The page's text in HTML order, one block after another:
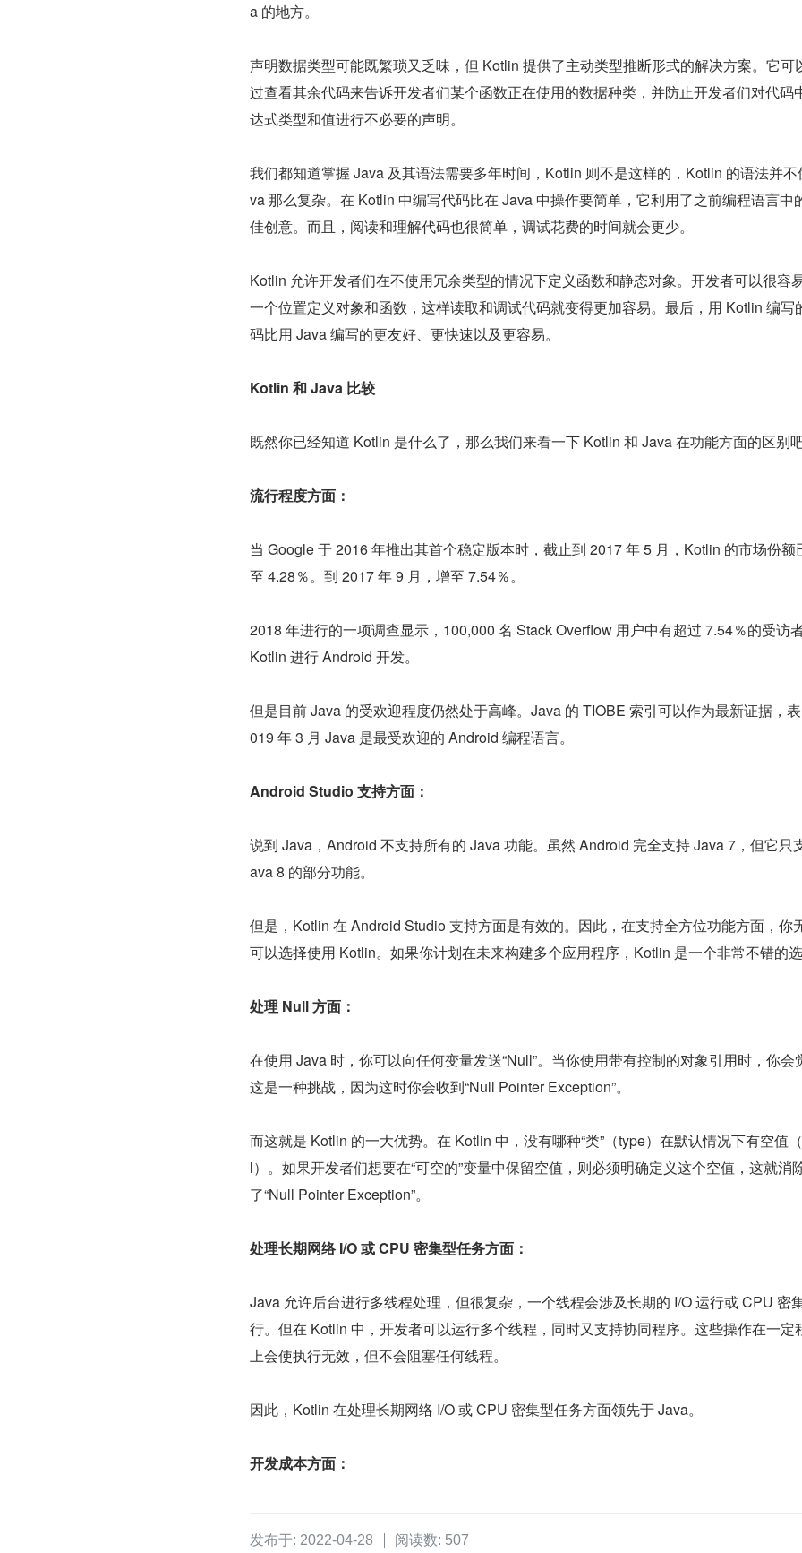
a 的地方。
声明数据类型可能既繁琐又乏味，但 Kotlin 提供了主动类型推断形式的解决方案。它可
过查看其余代码来告诉开发者们某个函数正在使用的数据种类，并防止开发者们对代码
达式类型和值进行不必要的声明。
我们都知道掌握 Java 及其语法需要多年时间，Kotlin 则不是这样的，Kotlin 的语法并不
va 那么复杂。在 Kotlin 中编写代码比在 Java 中操作要简单，它利用了之前编程语言中
佳创意。而且，阅读和理解代码也很简单，调试花费的时间就会更少。
Kotlin 允许开发者们在不使用冗余类型的情况下定义函数和静态对象。开发者可以很容
一个位置定义对象和函数，这样读取和调试代码就变得更加容易。最后，用 Kotlin 编写
码比用 Java 编写的更友好、更快速以及更容易。
Kotlin 和 Java 比较
既然你已经知道 Kotlin 是什么了，那么我们来看一下 Kotlin 和 Java 在功能方面的区别吧
流行程度方面：
当 Google 于 2016 年推出其首个稳定版本时，截止到 2017 年 5 月，Kotlin 的市场份额
至 4.28％。到 2017 年 9 月，增至 7.54％。
2018 年进行的一项调查显示，100,000 名 Stack Overflow 用户中有超过 7.54％的受访
Kotlin 进行 Android 开发。
但是目前 Java 的受欢迎程度仍然处于高峰。Java 的 TIOBE 索引可以作为最新证据，
019 年 3 月 Java 是最受欢迎的 Android 编程语言。
Android Studio 支持方面：
说到 Java，Android 不支持所有的 Java 功能。虽然 Android 完全支持 Java 7，但它只
ava 8 的部分功能。
但是，Kotlin 在 Android Studio 支持方面是有效的。因此，在支持全方位功能方面，你
可以选择使用 Kotlin。如果你计划在未来构建多个应用程序，Kotlin 是一个非常不错的选
处理 Null 方面：
在使用 Java 时，你可以向任何变量发送“Null”。当你使用带有控制的对象引用时，你会
这是一种挑战，因为这时你会收到“Null Pointer Exception”。
而这就是 Kotlin 的一大优势。在 Kotlin 中，没有哪种“类”（type）在默认情况下有空值
l）。如果开发者们想要在“可空的”变量中保留空值，则必须明确定义这个空值，这就消
了“Null Pointer Exception”。
处理长期网络 I/O 或 CPU 密集型任务方面：
Java 允许后台进行多线程处理，但很复杂，一个线程会涉及长期的 I/O 运行或 CPU 密
行。但在 Kotlin 中，开发者可以运行多个线程，同时又支持协同程序。这些操作在一定
上会使执行无效，但不会阻塞任何线程。
因此，Kotlin 在处理长期网络 I/O 或 CPU 密集型任务方面领先于 Java。
开发成本方面：
发布于: 2022-04-28 阅读数: 507